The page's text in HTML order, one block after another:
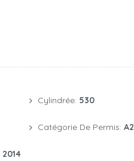
2014
Cylindrée: 530
Catégorie De Permis: A2